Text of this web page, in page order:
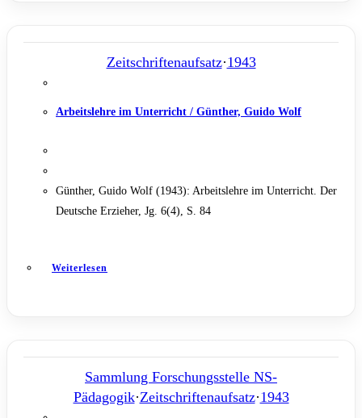
Zeitschriftenaufsatz·1943
Arbeitslehre im Unterricht / Günther, Guido Wolf
Günther, Guido Wolf (1943): Arbeitslehre im Unterricht. Der
Deutsche Erzieher, Jg. 6(4), S. 84
Weiterlesen
Sammlung Forschungsstelle NS-
Pädagogik·Zeitschriftenaufsatz·1943